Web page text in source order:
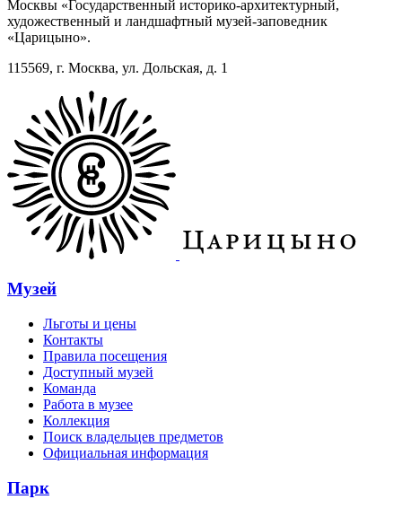
Москвы «Государственный историко-архитектурный,
художественный и ландшафтный музей-заповедник
«Царицыно».
115569, г. Москва, ул. Дольская, д. 1
Музей
Льготы и цены
Контакты
Правила посещения
Доступный музей
Команда
Работа в музее
Коллекция
Поиск владельцев предметов
Официальная информация
Парк